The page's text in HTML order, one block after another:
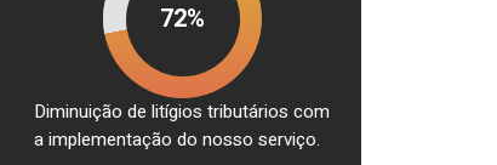
72%
Diminuição de litígios tributários com
a implementação do nosso serviço.